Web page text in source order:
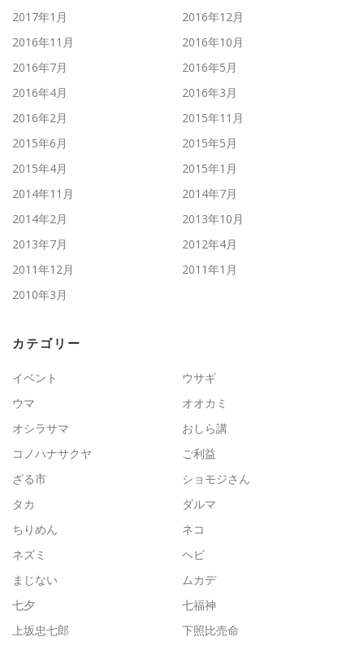
2017年1月
2016年12月
2016年11月
2016年10月
2016年7月
2016年5月
2016年4月
2016年3月
2016年2月
2015年11月
2015年6月
2015年5月
2015年4月
2015年1月
2014年11月
2014年7月
2014年2月
2013年10月
2013年7月
2012年4月
2011年12月
2011年1月
2010年3月
カテゴリー
イベント
ウサギ
ウマ
オオカミ
オシラサマ
おしら講
コノハナサクヤ
ご利益
ざる市
ショモジさん
タカ
ダルマ
ちりめん
ネコ
ネズミ
ヘビ
まじない
ムカデ
七夕
七福神
上坂忠七郎
下照比売命